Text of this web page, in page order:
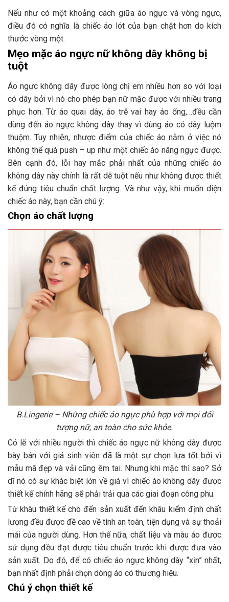
Nếu như có một khoảng cách giữa áo ngực và vòng ngực,
điều đó có nghĩa là chiếc áo lót của bạn chật hơn do kích
thước vòng một.
Mẹo mặc áo ngực nữ không dây không bị
tuột
Áo ngực không dây được lòng chị em nhiều hơn so với loại
có dây bởi vì nó cho phép bạn nữ mặc được với nhiều trang
phục hơn. Từ áo quai dây, áo trễ vai hay áo ống,…đều cần
dùng đến áo ngực không dây thay vì dùng áo có dây luộm
thuộm. Tuy nhiên, nhược điểm của chiếc áo nằm ở việc nó
không thể quá push – up như một chiếc áo nâng ngực được.
Bên cạnh đó, lỗi hay mắc phải nhất của những chiếc áo
không dây này chính là rất dễ tuột nếu như không được thiết
kế đúng tiêu chuẩn chất lượng. Và như vậy, khi muốn diện
chiếc áo này, bạn cần chú ý:
Chọn áo chất lượng
B.Lingerie – Những chiếc áo ngực phù hợp với mọi đối
tượng nữ, an toàn cho sức khỏe.
Có lẽ với nhiều người thì chiếc áo ngực nữ không dây được
bày bán với giá sinh viên đã là một sự chọn lựa tốt bởi vì
mẫu mã đẹp và vải cũng êm tai. Nhưng khi mặc thì sao? Sở
dĩ nó có sự khác biệt lớn về giá vì chiếc áo không dây được
thiết kế chính hãng sẽ phải trải qua các giai đoạn công phu.
Từ khâu thiết kế cho đến sản xuất đến khâu kiểm định chất
lượng đều được đề cao về tính an toàn, tiện dụng và sự thoải
mái của người dùng. Hơn thế nữa, chất liệu và màu áo được
sử dụng đều đạt được tiêu chuẩn trước khi được đưa vào
sản xuất. Do đó, để có chiếc áo ngực không dây “xịn” nhất,
bạn nhất định phải chọn dòng áo có thương hiệu.
Chú ý chọn thiết kế